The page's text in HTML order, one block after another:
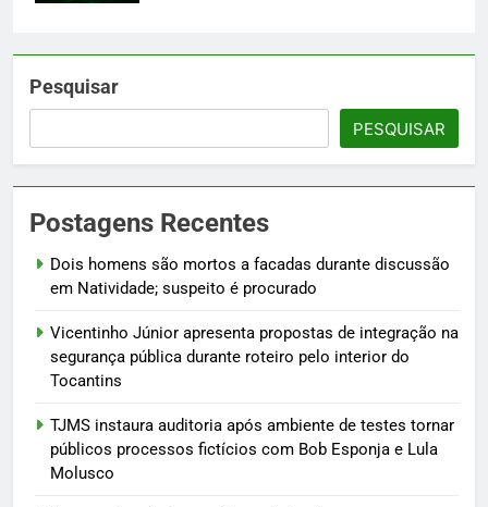
Pesquisar
PESQUISAR
Postagens Recentes
Dois homens são mortos a facadas durante discussão
em Natividade; suspeito é procurado
Vicentinho Júnior apresenta propostas de integração na
segurança pública durante roteiro pelo interior do
Tocantins
TJMS instaura auditoria após ambiente de testes tornar
públicos processos fictícios com Bob Esponja e Lula
Molusco